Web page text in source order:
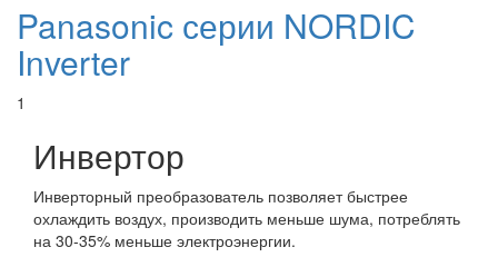
Panasonic серии NORDIC
Inverter
1
Инвертор
Инверторный преобразователь позволяет быстрее
охлаждить воздух, производить меньше шума, потреблять
на 30-35% меньше электроэнергии.